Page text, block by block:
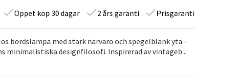
Öppet köp 30 dagar 2 års garanti Prisgaranti
bordslampa med stark närvaro och spegelblank yta –
minimalistiska designfilosofi. Inspirerad av vintageb...